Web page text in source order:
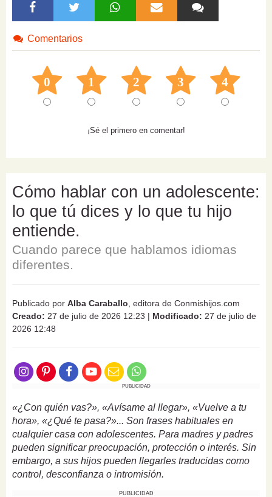
Comentarios
0 1 2 3 4
¡Sé el primero en comentar!
Cómo hablar con un adolescente:
lo que tú dices y lo que tu hijo
entiende.
Cuando parece que hablamos idiomas
diferentes.
Publicado por Alba Caraballo, editora de Conmishijos.com
Creado: 27 de julio de 2026 12:23 | Modificado: 27 de julio de
2026 12:48
PUBLICIDAD
«¿Con quién vas?», «Avísame al llegar», «Vuelve a tu
hora», «¿Qué te pasa?»... Son frases habituales en
cualquier casa con adolescentes. Para madres y padres
pueden significar preocupación, protección o interés. Sin
embargo, a sus hijos pueden llegarles traducidas como
control, desconfianza o intromisión.
PUBLICIDAD